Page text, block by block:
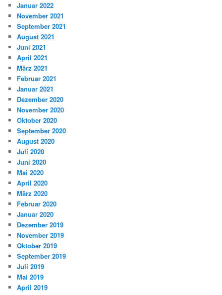
Januar 2022
November 2021
September 2021
August 2021
Juni 2021
April 2021
März 2021
Februar 2021
Januar 2021
Dezember 2020
November 2020
Oktober 2020
September 2020
August 2020
Juli 2020
Juni 2020
Mai 2020
April 2020
März 2020
Februar 2020
Januar 2020
Dezember 2019
November 2019
Oktober 2019
September 2019
Juli 2019
Mai 2019
April 2019